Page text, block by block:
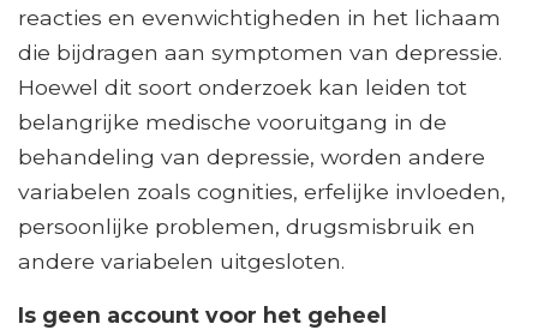
reacties en evenwichtigheden in het lichaam
die bijdragen aan symptomen van depressie.
Hoewel dit soort onderzoek kan leiden tot
belangrijke medische vooruitgang in de
behandeling van depressie, worden andere
variabelen zoals cognities, erfelijke invloeden,
persoonlijke problemen, drugsmisbruik en
andere variabelen uitgesloten.
Is geen account voor het geheel